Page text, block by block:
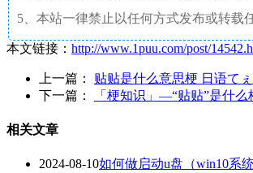
5、本站一律禁止以任何方式发布或转载
本文链接： http://www.1puu.com/post/
上一篇： 贴贴是什么意思梗 日语て
下一篇：
「梗知识」—“贴贴”是什么
相关文章
2024-08-10如何做启动u盘（win10系